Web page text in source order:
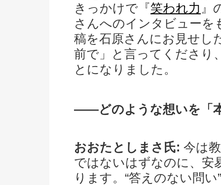
きっかけで『笑われ力 』
さんへのインタビューを
稿を石原さんにお見せし
前で」と言ってくださり
とになりました。
――どのような想いを「
おおたとしまさ氏: 今は
ではないはずなのに、安
ります。“答えのない問